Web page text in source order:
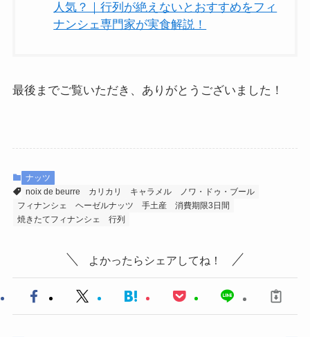
人気？｜行列が絶えないとおすすめをフィ
ナンシェ専門家が実食解説！
最後までご覧いただき、ありがとうございました！
ナッツ
noix de beurre
カリカリ キャラメル
ノワ・ドゥ・ブール
フィナンシェ
ヘーゼルナッツ 手土産
消費期限3日間
焼きたてフィナンシェ
行列
よかったらシェアしてね！